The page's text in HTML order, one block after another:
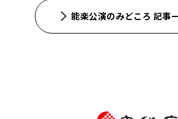
能楽公演のみどころ 記事